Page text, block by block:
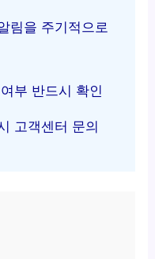
림을 주기적으로
부 반드시 확인
고객센터 문의